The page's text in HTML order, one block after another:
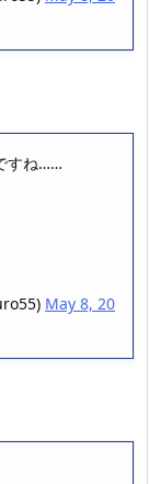
すね……
May 8, 20